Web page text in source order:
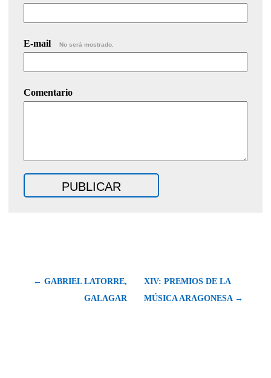
E-mail No será mostrado.
Comentario
← GABRIEL LATORRE,
GALAGAR
XIV: PREMIOS DE LA
MÚSICA ARAGONESA →